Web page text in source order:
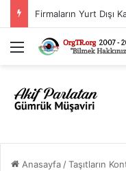
Menü
Anasayfa/Taşıtların